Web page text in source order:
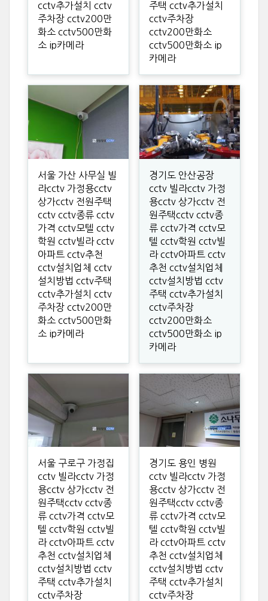
cctv추가설치 cctv
주차장 cctv200만
화소 cctv500만화
소 ip카메라
주택 cctv추가설치
cctv주차장
cctv200만화소
cctv500만화소 ip
카메라
서울 가산 사무실 빌
라cctv 가정용cctv
상가cctv 전원주택
cctv cctv종류 cctv
가격 cctv모텔 cctv
학원 cctv빌라 cctv
아파트 cctv추천
cctv설치업체 cctv
설치방법 cctv주택
cctv추가설치 cctv
주차장 cctv200만
화소 cctv500만화
소 ip카메라
경기도 안산공장
cctv 빌라cctv 가정
용cctv 상가cctv 전
원주택cctv cctv종
류 cctv가격 cctv모
텔 cctv학원 cctv빌
라 cctv아파트 cctv
추천 cctv설치업체
cctv설치방법 cctv
주택 cctv추가설치
cctv주차장
cctv200만화소
cctv500만화소 ip
카메라
서울 구로구 가정집
cctv 빌라cctv 가정
용cctv 상가cctv 전
원주택cctv cctv종
류 cctv가격 cctv모
텔 cctv학원 cctv빌
라 cctv아파트 cctv
추천 cctv설치업체
cctv설치방법 cctv
주택 cctv추가설치
cctv주차장
경기도 용인 병원
cctv 빌라cctv 가정
용cctv 상가cctv 전
원주택cctv cctv종
류 cctv가격 cctv모
텔 cctv학원 cctv빌
라 cctv아파트 cctv
추천 cctv설치업체
cctv설치방법 cctv
주택 cctv추가설치
cctv주차장